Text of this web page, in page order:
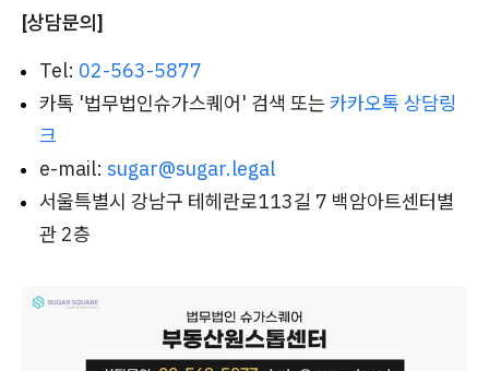
[상담문의]
Tel: 02-563-5877
카톡 '법무법인슈가스퀘어' 검색 또는 카카오톡 상담링
크
e-mail: sugar@sugar.legal
서울특별시 강남구 테헤란로113길 7 백암아트센터별
관 2층